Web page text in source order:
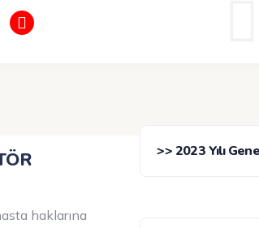
haklarına
>> 2023 Yılı